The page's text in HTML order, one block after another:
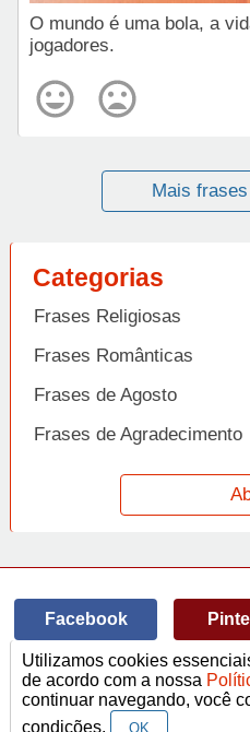
O mundo é uma bola, a
jogadores.
Mais
Categorias
Frases Religiosas
Frases Românticas
Frases de Agosto
Frases de Agradecimento
Frases de Amizade
Frases de Amor
Frases de Arrependimento
Frases de Atitude
Frases de Azar
Facebook
© Copyright 2014-2022A
Termos de Uso / Privacidade
contato@afrase.com.br
Utilizamos cookies
de acordo com a nossa
continuar navegando, você
condições.
OK